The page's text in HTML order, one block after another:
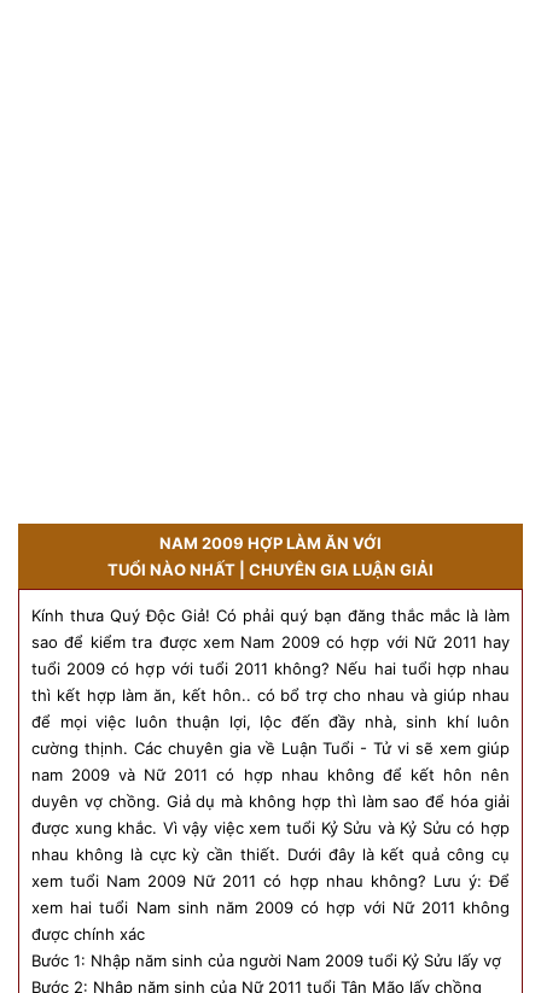
NAM 2009 HỢP LÀM ĂN VỚI
TUỔI NÀO NHẤT | CHUYÊN GIA LUẬN GIẢI
Kính thưa Quý Độc Giả! Có phải quý bạn đăng thắc mắc là làm
sao để kiểm tra được xem Nam 2009 có hợp với Nữ 2011 hay
tuổi 2009 có hợp với tuổi 2011 không? Nếu hai tuổi hợp nhau
thì kết hợp làm ăn, kết hôn.. có bổ trợ cho nhau và giúp nhau
để mọi việc luôn thuận lợi, lộc đến đầy nhà, sinh khí luôn
cường thịnh. Các chuyên gia về Luận Tuổi - Tử vi sẽ xem giúp
nam 2009 và Nữ 2011 có hợp nhau không để kết hôn nên
duyên vợ chồng. Giả dụ mà không hợp thì làm sao để hóa giải
được xung khắc. Vì vậy việc xem tuổi Kỷ Sửu và Kỷ Sửu có hợp
nhau không là cực kỳ cần thiết. Dưới đây là kết quả công cụ
xem tuổi Nam 2009 Nữ 2011 có hợp nhau không? Lưu ý: Để
xem hai tuổi Nam sinh năm 2009 có hợp với Nữ 2011 không
được chính xác
Bước 1: Nhập năm sinh của người Nam 2009 tuổi Kỷ Sửu lấy vợ
Bước 2: Nhập năm sinh của Nữ 2011 tuổi Tân Mão lấy chồng